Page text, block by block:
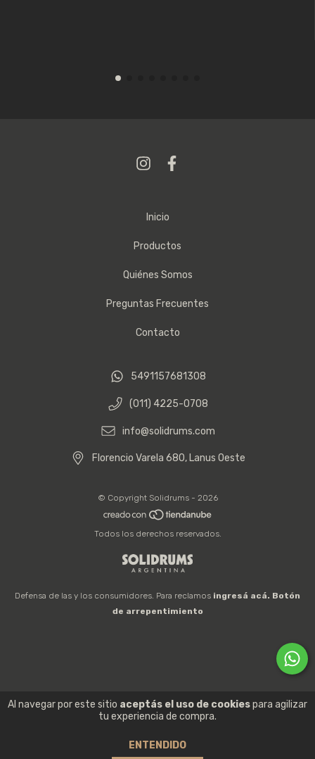
Al navegar por este sitio aceptás el uso de cookiespara agilizar
tu experiencia de compra.
ENTENDIDO
Inicio
Productos
Quiénes Somos
Preguntas Frecuentes
Contacto
5491157681308
(011) 4225-0708
info@solidrums.com
Florencio Varela 680, Lanus Oeste
© Copyright Solidrums - 2026
Todos los derechos reservados.
Defensa de las y los consumidores. Para reclamos ingresá acá. Botón
de arrepentimiento